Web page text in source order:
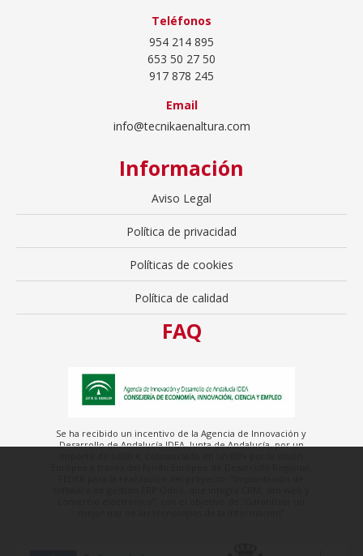
Teléfonos
954 214 895
653 50 27 50
917 878 245
Email
info@tecnikaenaltura.com
Información
Aviso Legal
Política de privacidad
Políticas de cookies
Política de calidad
FAQ
Se ha recibido un incentivo de la Agencia de Innovación y
Desarrollo de Andalucía IDEA, Junta de Andalucía, por un